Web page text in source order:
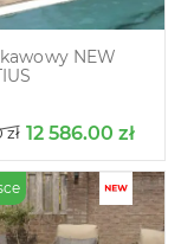
NEW
zł 12 586.00 zł